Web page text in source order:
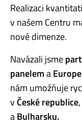
Realizaci
v našem Centru
nové dimenze.
Navázali jsme
panelema
nám umožňuje
v České republice
aBulharsku.